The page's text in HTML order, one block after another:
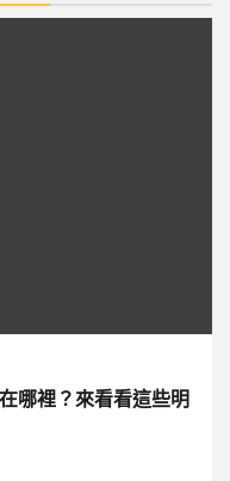
哪裡？來看看這些明